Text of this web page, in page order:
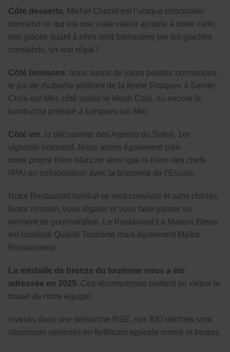
Côté desserts, Michel Cluizel est l’unique chocolatier
normand ce qui est une vraie valeur ajoutée à notre carte,
nos glaces quant à elles sont fabriquées par les glaciers
normands, un vrai régal !
Côté boissons, nous avons de jolies pépites normandes,
le jus de rhubarbe pétillant de la ferme Fouques à Sainte-
Croix-sur-Mer, côté sodas le Meuh Cola, ou encore le
kombucha préparé à Longues-sur-Mer.
Côté vin, la découverte des Arpents du Soleil, 1er
vignoble normand. Nous avons également créé
notre propre bière blanche ainsi que la bière des chefs
(IPA) en collaboration avec la brasserie de l’Escale.
Notre Restaurant familial se veut convivial et sans chichis.
Notre mission, vous régaler et vous faire passer un
moment de gourmandise. Le Restaurant La Maison Bleue
est labellisé Qualité Tourisme mais également Maître
Restaurateur.
La médaille de bronze du tourisme nous a été
adressée en 2025. Ces récompenses mettent en valeur le
travail de notre équipe!
Investis dans une démarche RSE, nos BIO déchets sont
désormais valorisés en fertilisant agricole normé et biogaz.